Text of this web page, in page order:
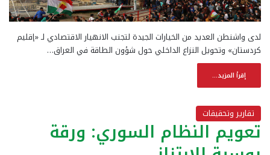
لدى واشنطن العديد من الخيارات الجيدة لتجنب الانهيار الاقتصادي لـ «إقليم
كردستان» وتحويل النزاع الداخلي حول شؤون الطاقة في العراق…
إقرأ المزيد...
تقارير وتحقيقات
تعويم النظام السوري: ورقة